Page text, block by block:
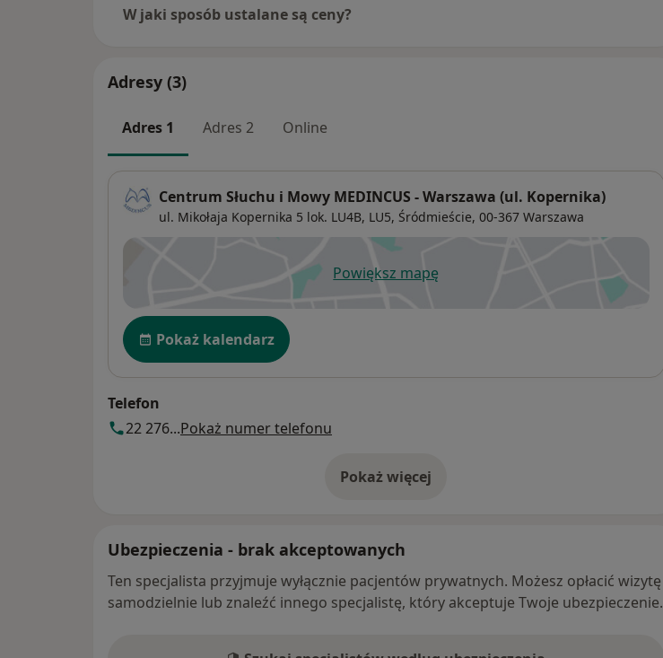
W jaki sposób ustalane są ceny?
Adresy (3)
Adres 1 Adres 2 Online
Centrum Słuchu i Mowy MEDINCUS - Warszawa (ul. Kopernika)
ul. Mikołaja Kopernika 5 lok. LU4B, LU5, Śródmieście, 00-367 Warszawa
Powiększ mapęotwiera się w nowej karcie
Dostępność
Pokaż kalendarz
Telefon
22 276...Pokaż numer telefonu
Pokaż więcej
o adresie
Ubezpieczenia - brak akceptowanych
Ten specjalista przyjmuje wyłącznie pacjentów prywatnych. Możesz opłacić wizytę
samodzielnie lub znaleźć innego specjalistę, który akceptuje Twoje ubezpieczenie.